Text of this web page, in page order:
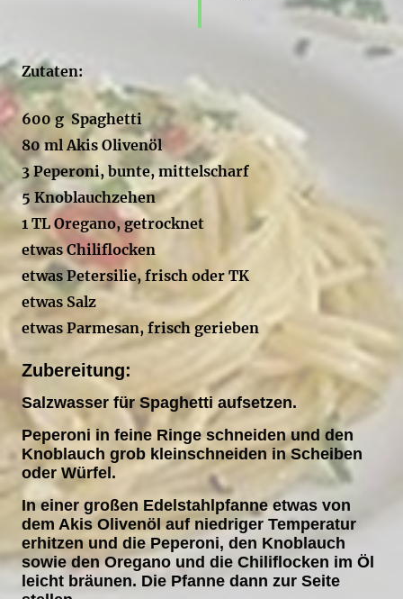
Zutaten:
600 g Spaghetti
80 ml Akis Olivenöl
3 Peperoni, bunte, mittelscharf
5 Knoblauchzehen
1 TL Oregano, getrocknet
etwas Chiliflocken
etwas Petersilie, frisch oder TK
etwas Salz
etwas Parmesan, frisch gerieben
Zubereitung:
Salzwasser für Spaghetti aufsetzen.
Peperoni in feine Ringe schneiden und den
Knoblauch grob kleinschneiden in Scheiben
oder Würfel.
In einer großen Edelstahlpfanne etwas von
dem Akis Olivenöl auf niedriger Temperatur
erhitzen und die Peperoni, den Knoblauch
sowie den Oregano und die Chiliflocken im Öl
leicht bräunen. Die Pfanne dann zur Seite